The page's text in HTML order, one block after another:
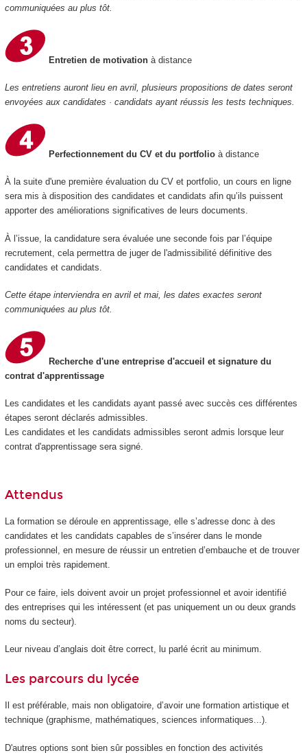
communiquées au plus tôt.
Entretien de motivation à distance
Les entretiens auront lieu en avril, plusieurs propositions de dates seront
envoyées aux candidates · candidats ayant réussis les tests techniques.
Perfectionnement du CV et du portfolio à distance
À la suite d'une première évaluation du CV et portfolio, un cours en ligne
sera mis à disposition des candidates et candidats afin qu’ils puissent
apporter des améliorations significatives de leurs documents.
À l’issue, la candidature sera évaluée une seconde fois par l’équipe
recrutement, cela permettra de juger de l'admissibilité définitive des
candidates et candidats.
Cette étape interviendra en avril et mai, les dates exactes seront
communiquées au plus tôt.
Recherche d'une entreprise d'accueil et signature du
contrat d'apprentissage
Les candidates et les candidats ayant passé avec succès ces différentes
étapes seront déclarés admissibles.
Les candidates et les candidats admissibles seront admis lorsque leur
contrat d'apprentissage sera signé.
Attendus
La formation se déroule en apprentissage, elle s’adresse donc à des
candidates et les candidats capables de s’insérer dans le monde
professionnel, en mesure de réussir un entretien d’embauche et de trouver
un emploi très rapidement.
Pour ce faire, iels doivent avoir un projet professionnel et avoir identifié
des entreprises qui les intéressent (et pas uniquement un ou deux grands
noms du secteur).
Leur niveau d’anglais doit être correct, lu parlé écrit au minimum.
Les parcours du lycée
Il est préférable, mais non obligatoire, d’avoir une formation artistique et
technique (graphisme, mathématiques, sciences informatiques...).
D'autres options sont bien sûr possibles en fonction des activités